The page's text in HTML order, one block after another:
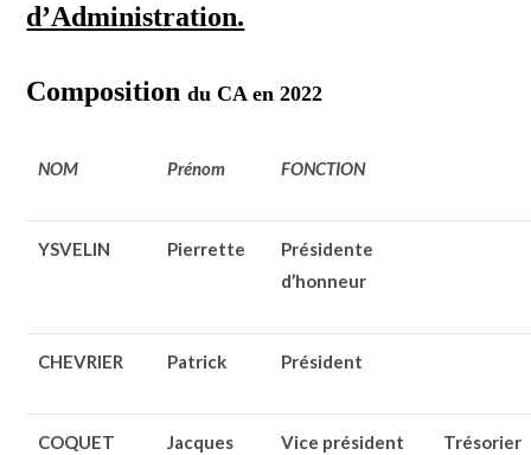
d’Administration.
Compositiondu CA en 2022
NOM Prénom FONCTION
YSVELIN Pierrette
Présidente
d’honneur
CHEVRIER Patrick Président
COQUET Jacques Vice président
Trésorier